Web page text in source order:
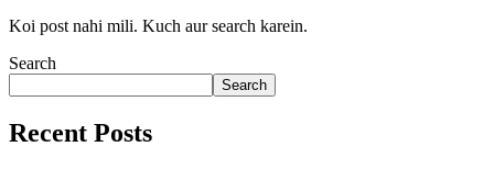
Koi post nahi mili. Kuch aur search karein.
Search
Search
Recent Posts